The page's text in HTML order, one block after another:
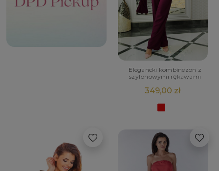
Elegancki kombinezon z
szyfonowymi rękawami
349,00 zł